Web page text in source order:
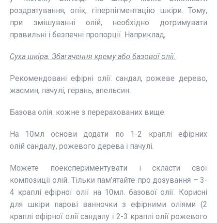
роздратування, опік, гіперпігментацію шкіри. Тому,
при змішуванні олій, необхідно дотримувати
правильні і безпечні пропорції. Наприклад,
Суха шкіра. Збагачення крему або базової олії.
Рекомендовані ефірні олії: сандал, рожеве дерево,
жасмин, пачулі, герань, апельсин.
Базова олія: кожне з перерахованих вище.
На 10мл основи додати по 1-2 краплі ефірних
олій сандалу, рожевого дерева і пачулі.
Можете поекспериментувати і скласти свої
композиції олій. Тільки пам’ятайте про дозування – 3-
4 краплі ефірної олії на 10мл. базової олії. Корисні
для шкіри парові ванночки з ефірними оліями (2
краплі ефірної олії сандалу і 2-3 краплі олії рожевого